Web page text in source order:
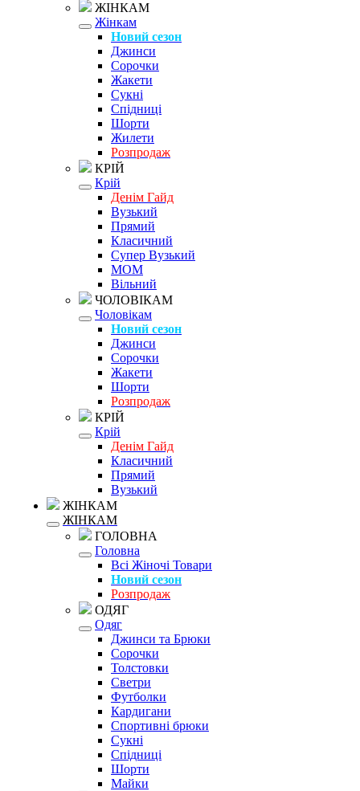
ЖІНКАМ
Жінкам
Новий сезон
Джинси
Сорочки
Жакети
Сукні
Спідниці
Шорти
Жилети
Розпродаж
КРІЙ
Крій
Денім Гайд
Вузький
Прямий
Класичний
Супер Вузький
MOM
Вільний
ЧОЛОВІКАМ
Чоловікам
Новий сезон
Джинси
Сорочки
Жакети
Шорти
Розпродаж
КРІЙ
Крій
Денім Гайд
Класичний
Прямий
Вузький
ЖІНКАМ
ЖІНКАМ
ГОЛОВНА
Головна
Всі Жіночі Товари
Новий сезон
Розпродаж
ОДЯГ
Одяг
Джинси та Брюки
Сорочки
Толстовки
Светри
Футболки
Кардигани
Спортивні брюки
Сукні
Спідниці
Шорти
Майки